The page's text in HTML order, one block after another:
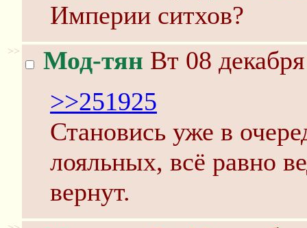
Империи ситхов?
>> Мод-тян Вт 08
>>251925
Становись уже в
лояльных, всё равно
вернут.